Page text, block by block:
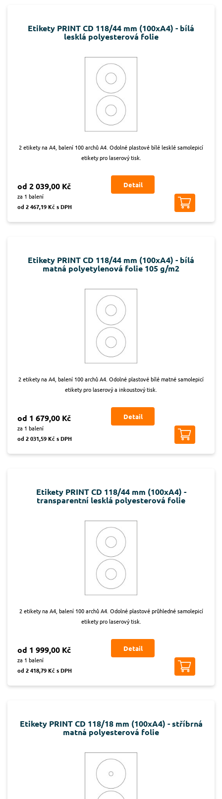
Etikety PRINT CD 118/44 mm (100xA4) - bílá
lesklá polyesterová folie
2 etikety na A4, balení 100 archů A4. Odolné plastové bílé lesklé samolepicí
etikety pro laserový tisk.
od 2 039,00 Kč
za 1 balení
od 2 467,19 Kč s DPH
Detail
Etikety PRINT CD 118/44 mm (100xA4) - bílá
matná polyetylenová folie 105 g/m2
2 etikety na A4, balení 100 archů A4. Odolné plastové bílé matné samolepicí
etikety pro laserový a inkoustový tisk.
od 1 679,00 Kč
za 1 balení
od 2 031,59 Kč s DPH
Detail
Etikety PRINT CD 118/44 mm (100xA4) -
transparentní lesklá polyesterová folie
2 etikety na A4, balení 100 archů A4. Odolné plastové průhledné samolepicí
etikety pro laserový tisk.
od 1 999,00 Kč
za 1 balení
od 2 418,79 Kč s DPH
Detail
Etikety PRINT CD 118/18 mm (100xA4) - stříbrná
matná polyesterová folie